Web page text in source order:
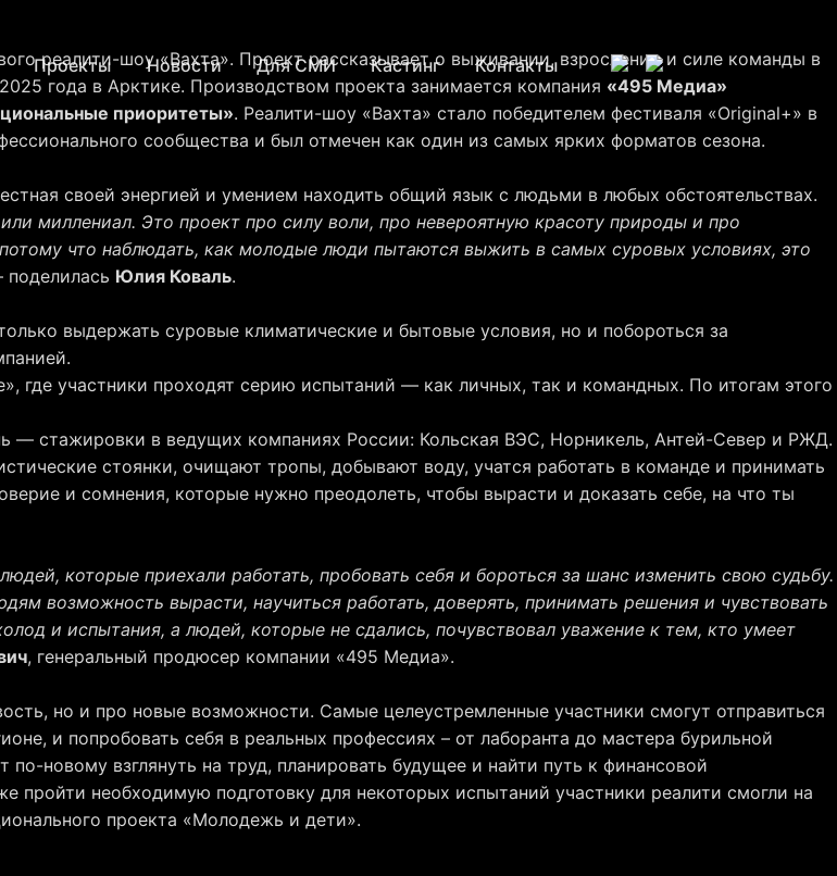
Проекты Новости Для СМИ Кастинг Контакты
реалити-шоу «Вахта». Проект рассказывает о выживании, взрослении и силе команды в
года в Арктике. Производством проекта занимается компания «495 Медиа»
приоритеты». Реалити-шоу «Вахта» стало победителем фестиваля «Original+» в
сообщества и был отмечен как один из самых ярких форматов сезона.
своей энергией и умением находить общий язык с людьми в любых обстоятельствах.
миллениал. Это проект про силу воли, про невероятную красоту природы и про
что наблюдать, как молодые люди пытаются выжить в самых суровых условиях, это
поделилась Юлия Коваль.
выдержать суровые климатические и бытовые условия, но и побороться за
где участники проходят серию испытаний — как личных, так и командных. По итогам этого
— стажировки в ведущих компаниях России: Кольская ВЭС, Норникель, Антей-Север и РЖД.
стоянки, очищают тропы, добывают воду, учатся работать в команде и принимать
и сомнения, которые нужно преодолеть, чтобы вырасти и доказать себе, на что ты
которые приехали работать, пробовать себя и бороться за шанс изменить свою судьбу.
возможность вырасти, научиться работать, доверять, принимать решения и чувствовать
и испытания, а людей, которые не сдались, почувствовал уважение к тем, кто умеет
, генеральный продюсер компании «495 Медиа».
но и про новые возможности. Самые целеустремленные участники смогут отправиться
и попробовать себя в реальных профессиях – от лаборанта до мастера бурильной
новому взглянуть на труд, планировать будущее и найти путь к финансовой
пройти необходимую подготовку для некоторых испытаний участники реалити смогли на
проекта «Молодежь и дети».